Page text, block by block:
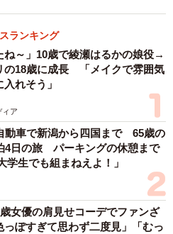
ランキング
ね～」10歳で綾瀬はるかの娘役→
の18歳に成長 「メイクで雰囲気
れそう」
ィア
動車で新潟から四国まで 65歳の
4日の旅 パーキングの休憩まで
生でも組まねえよ！」
女優の肩見せコーデでファンざ
ぽすぎて思わず二度見」「むっ